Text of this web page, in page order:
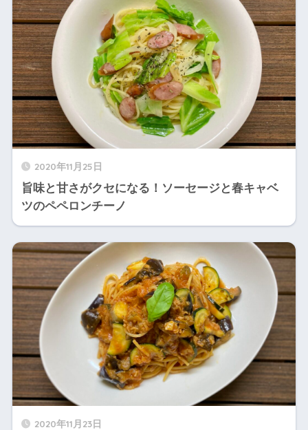
2020年11月25日
旨味と甘さがクセになる！ソーセージと春キャベ
ツのペペロンチーノ
2020年11月23日